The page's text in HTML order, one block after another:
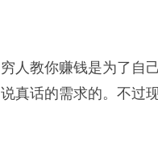
穷人教你赚钱是为了自
说真话的需求的。不过